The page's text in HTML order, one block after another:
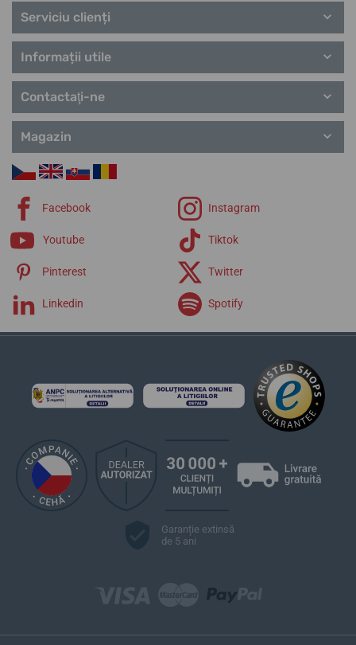
Serviciu clienți
Informații utile
Contactaţi-ne
Magazin
Facebook Instagram
Youtube Tiktok
Pinterest Twitter
Linkedin Spotify
Garanție extinsă
de 5 ani